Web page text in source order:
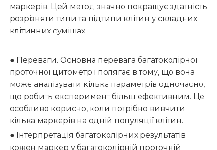
маркерів. Цей метод значно покращує здатність
розрізняти типи та підтипи клітин у складних
клітинних сумішах.
● Переваги. Основна перевага багатоколірної
проточної цитометрії полягає в тому, що вона
може аналізувати кілька параметрів одночасно,
що робить експеримент більш ефективним. Це
особливо корисно, коли потрібно вивчити
кілька маркерів на одній популяції клітин.
● Інтерпретація багатоколірних результатів:
кожен маркер у багатоколірній проточній